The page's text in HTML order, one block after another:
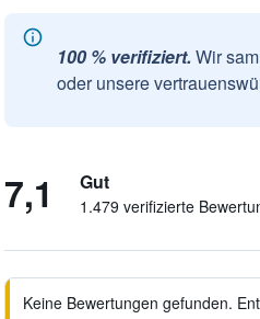
100 % verifiziert. Wir
oder unsere
7,1 Gut
1.479 verifizierte
Keine Bewertungen gefunden.